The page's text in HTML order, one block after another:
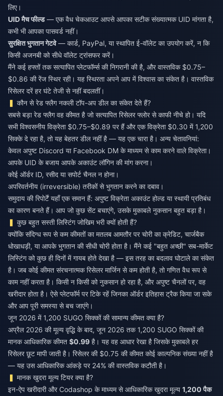
लिए।
UID मैच फील्ड— एक वैध चेकआउट आपसे आपका सटीक संख्यात्मक UID मांगता है,
कभी भी आपका पासवर्ड नहीं।
सुरक्षित भुगतान गेटवे— कार्ड, PayPal, या स्थापित ई-वॉलेट का उपयोग करें, न कि
किसी अजनबी को सीधे वॉलेट ट्रांसफर करें।
मैंने कई हफ्तों तक सत्यापित प्लेटफॉर्म्स की निगरानी की है, और वास्तविक $0.75–
$0.86 की रेंज स्थिर रही। यह स्थिरता अपने आप में विश्वास का संकेत है। वास्तविक
रिसेलर दरें हर घंटे तेजी से नहीं बदलतीं।
कौन से रेड फ्लैग नकली टॉप-अप डील का संकेत देते हैं?
सबसे बड़ा रेड फ्लैग वह कीमत है जो सत्यापित रिसेलर फ्लोर से काफी नीचे हो। यदि
सभी विश्वसनीय विक्रेता $0.75–$0.89 पर हैं और एक विक्रेता $0.30 में 1,200
सिक्के दे रहा है, तो यह बेहतर डील नहीं है — यह एक चारा है। अन्य चेतावनियां:
केवल अपुष्ट Discord या Facebook DM के माध्यम से काम करने वाले विक्रेता।
आपके UID के बजाय आपके अकाउंट लॉगिन की मांग करना।
कोई ऑर्डर ID, रसीद या सपोर्ट चैनल न होना।
अपरिवर्तनीय (irreversible) तरीकों से भुगतान करने का दबाव।
समुदाय की रिपोर्टें यहाँ एक समान हैं: अपुष्ट विक्रेता अकाउंट होल्ड या स्थायी प्रतिबंध
का कारण बनते हैं। आप जो कुछ सेंट बचाएंगे, उसके मुकाबले नुकसान बहुत बड़ा है।
कुछ बहुत सस्ती लिस्टिंग जोखिम भरी क्यों होती हैं?
क्योंकि संदिग्ध रूप से कम कीमतों का मतलब आमतौर पर चोरी का क्रेडिट, चार्जबैक
धोखाधड़ी, या आपके भुगतान की सीधी चोरी होता है। मैंने कई "बहुत अच्छी" सब-मार्केट
लिस्टिंग को कुछ ही दिनों में गायब होते देखा है — इस तरह का बदलाव घोटाले का संकेत
है। जब कोई कीमत संरचनात्मक रिसेलर मार्जिन से कम होती है, तो गणित वैध रूप से
काम नहीं करता है। किसी न किसी को नुकसान हो रहा है, और अपुष्ट चैनलों पर, वह
खरीदार होता है। ऐसे प्लेटफॉर्म पर टिके रहें जिनका ऑर्डर इतिहास ट्रैक किया जा सके
और आप पूरी समस्या से बच जाएंगे।
जून 2026 में 1,200 SUGO सिक्कों की सामान्य कीमत क्या है?
अप्रैल 2026 की मूल्य वृद्धि के बाद, जून 2026 तक 1,200 SUGO सिक्कों की
मानक आधिकारिक कीमत $0.99 है। यह वह आधार रेखा है जिसके मुकाबले हर
रिसेलर छूट मापी जाती है। रिसेलर की $0.75 की कीमत कोई काल्पनिक संख्या नहीं है
— यह उस आधिकारिक आंकड़े पर 24% की वास्तविक कटौती है।
मानक खुदरा मूल्य टियर क्या है?
इन-ऐप खरीदारी और Codashop के माध्यम से आधिकारिक खुदरा मूल्य 1,200 पैक